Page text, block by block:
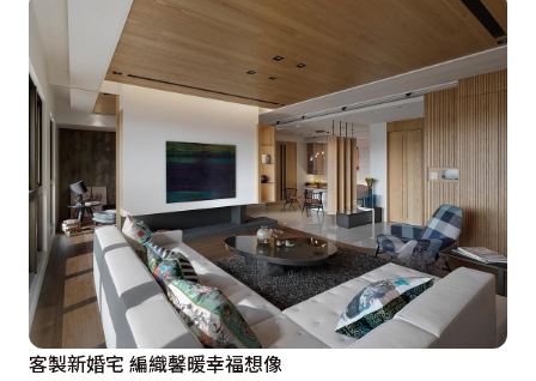
客製新婚宅 編織馨暖幸福想像